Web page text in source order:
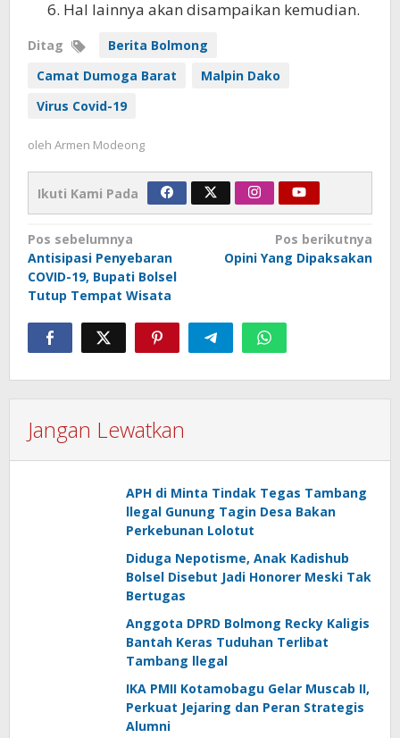
Hal lainnya akan disampaikan kemudian.
Ditag
Berita Bolmong
Camat Dumoga Barat
Malpin Dako
Virus Covid-19
oleh Armen Modeong
Ikuti Kami Pada
Navigasi
pos
Pos sebelumnya
Antisipasi Penyebaran
COVID-19, Bupati Bolsel
Tutup Tempat Wisata
Pos berikutnya
Opini Yang Dipaksakan
Jangan Lewatkan
APH di Minta Tindak Tegas Tambang
llegal Gunung Tagin Desa Bakan
Perkebunan Lolotut
Diduga Nepotisme, Anak Kadishub
Bolsel Disebut Jadi Honorer Meski Tak
Bertugas
Anggota DPRD Bolmong Recky Kaligis
Bantah Keras Tuduhan Terlibat
Tambang llegal
IKA PMII Kotamobagu Gelar Muscab II,
Perkuat Jejaring dan Peran Strategis
Alumni